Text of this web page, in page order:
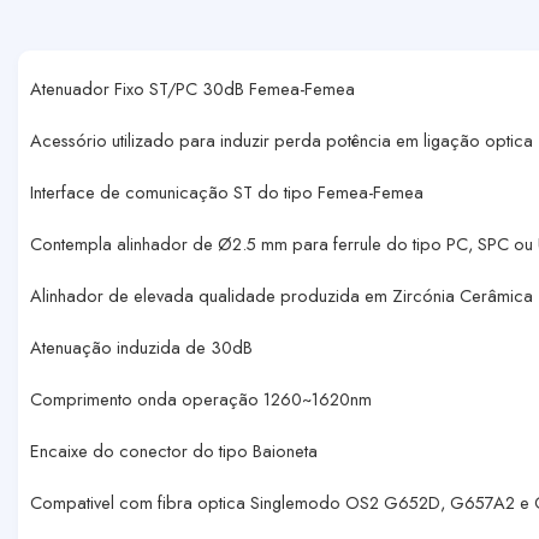
Atenuador Fixo ST/PC 30dB Femea-Femea
Acessório utilizado para induzir perda potência em ligação optica
Interface de comunicação ST do tipo Femea-Femea
Contempla alinhador de Ø2.5 mm para ferrule do tipo PC, SPC ou
Alinhador de elevada qualidade produzida em Zircónia Cerâmica
Atenuação induzida de 30dB
Comprimento onda operação 1260~1620nm
Encaixe do conector do tipo Baioneta
Compativel com fibra optica Singlemodo OS2 G652D, G657A2 e